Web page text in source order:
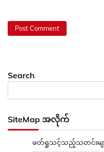
Search
SiteMap အလိုက်
ဖတ်ရှုသင့်သည့်သတင်းမျ